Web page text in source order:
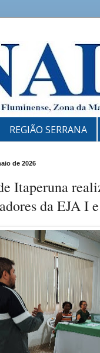
REGIÃO SERRANA
de 2026
Itaperuna
da EJA I